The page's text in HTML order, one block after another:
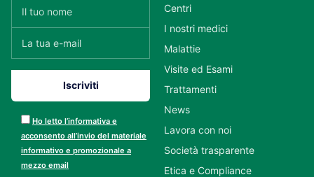
Ho letto l’informativa e
acconsento all’invio del materiale
informativo e promozionale a
mezzo email
Centri
I nostri medici
Malattie
Visite ed Esami
Trattamenti
News
Lavora con noi
Società trasparente
Etica e Compliance